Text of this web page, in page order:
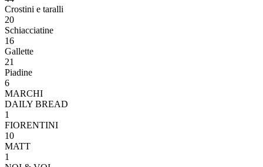
Crostini e taralli
20
Schiacciatine
16
Gallette
21
Piadine
6
MARCHI
DAILY BREAD
1
FIORENTINI
10
MATT
1